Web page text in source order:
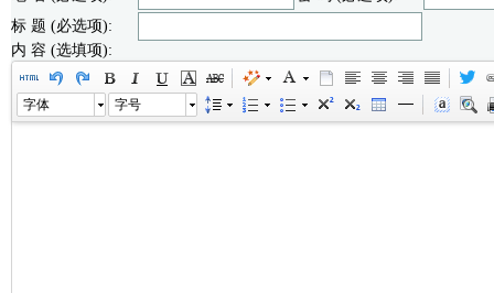
标 题 (必选项):
内 容 (选填项):
字体 字号